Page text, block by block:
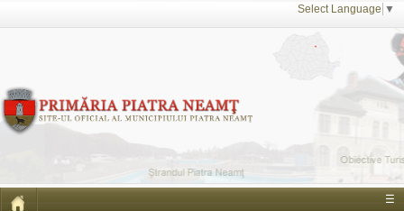
Select Language ▼
☰